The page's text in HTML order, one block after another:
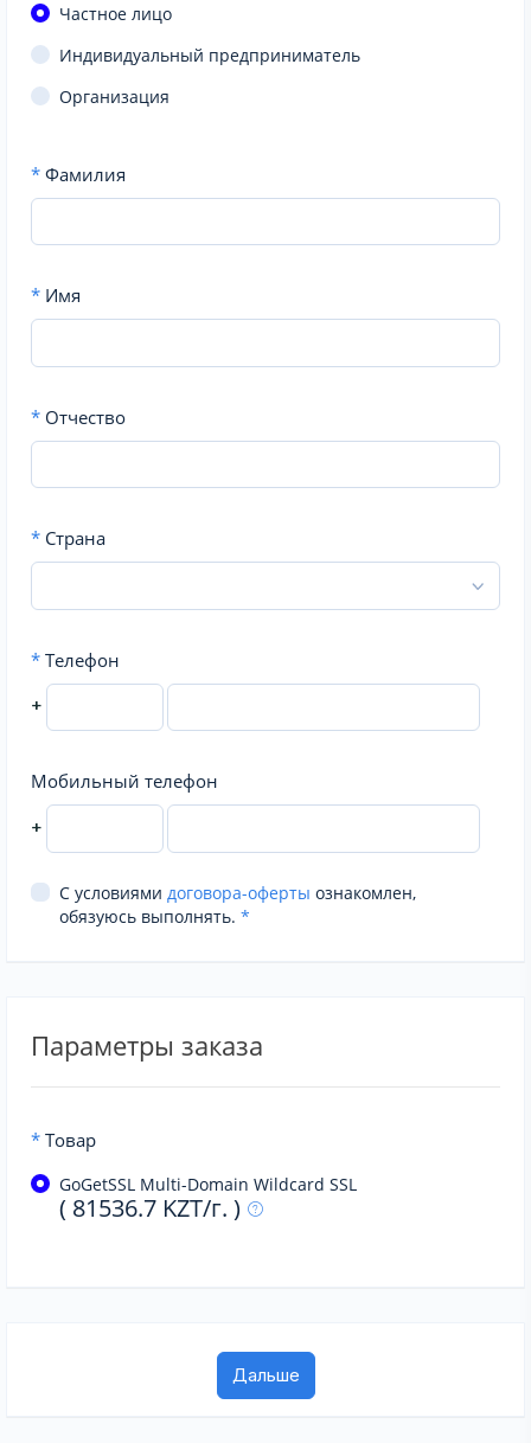
Частное лицо
Индивидуальный предприниматель
Организация
* Фамилия
* Имя
* Отчество
* Страна
* Телефон
+
Мобильный телефон
+
С условиями договора-оферты ознакомлен,
обязуюсь выполнять. *
Параметры заказа
* Товар
GoGetSSL Multi-Domain Wildcard SSL
( 81536.7 KZT/г. )